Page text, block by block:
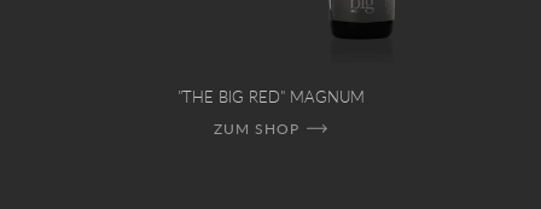
"THE BIG RED" MAGNUM
ZUM SHOP